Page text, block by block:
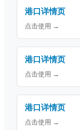
港口详情页
点击使用 →
港口详情页
点击使用 →
港口详情页
点击使用 →